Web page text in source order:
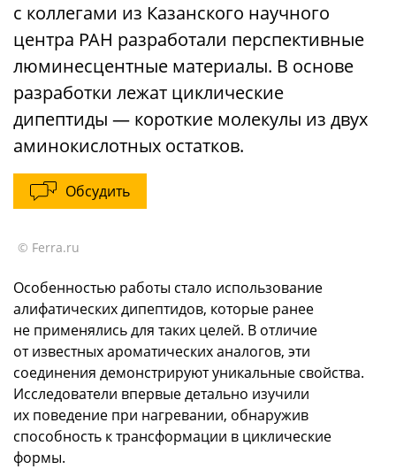
с коллегами из Казанского научного
центра РАН разработали перспективные
люминесцентные материалы. В основе
разработки лежат циклические
дипептиды — короткие молекулы из двух
аминокислотных остатков.
Обсудить
© Ferra.ru
Особенностью работы стало использование
алифатических дипептидов, которые ранее
не применялись для таких целей. В отличие
от известных ароматических аналогов, эти
соединения демонстрируют уникальные свойства.
Исследователи впервые детально изучили
их поведение при нагревании, обнаружив
способность к трансформации в циклические
формы.